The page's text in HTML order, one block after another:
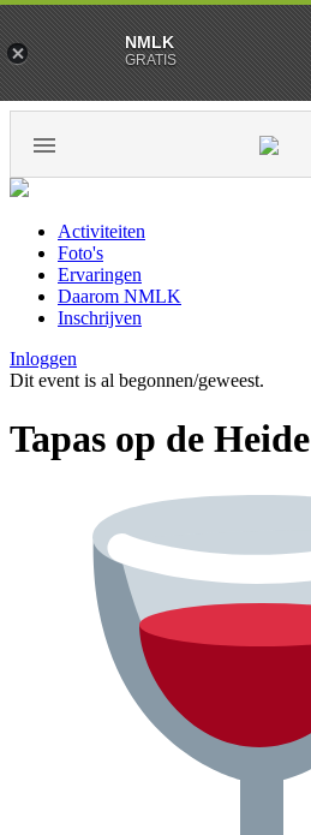
Activiteiten
Foto's
Ervaringen
Daarom NMLK
Inschrijven
Inloggen
Dit event is al begonnen/geweest.
Tapas op de
NMLK
GRATIS